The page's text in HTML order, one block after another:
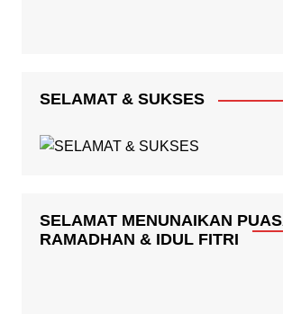
SELAMAT & SUKSES
SELAMAT MENUNAIKAN
RAMADHAN & IDUL FITRI